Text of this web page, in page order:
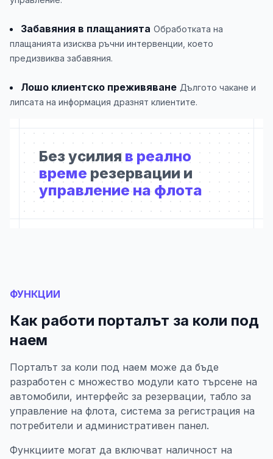
Без усилияв реално
време резервации и
управление на флота
Забавяния в плащанията Обработката на
плащанията изисква ръчни интервенции, което
предизвиква забавяния.
Лошо клиентско преживяване Дългото чакане и
липсата на информация дразнят клиентите.
ФУНКЦИИ
Как работи порталът за коли под
наем
Порталът за коли под наем може да бъде
разработен с множество модули като търсене на
автомобили, интерфейс за резервации, табло за
управление на флота, система за регистрация на
потребители и административен панел.
Функциите могат да включват наличност на